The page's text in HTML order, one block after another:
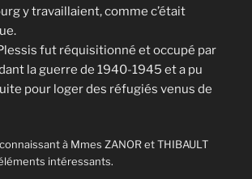
y travaillaient, comme c’était
fut réquisitionné et occupé par
la guerre de 1940-1945 et a pu
pour loger des réfugiés venus de
à Mmes ZANOR et THIBAULT
intéressants.